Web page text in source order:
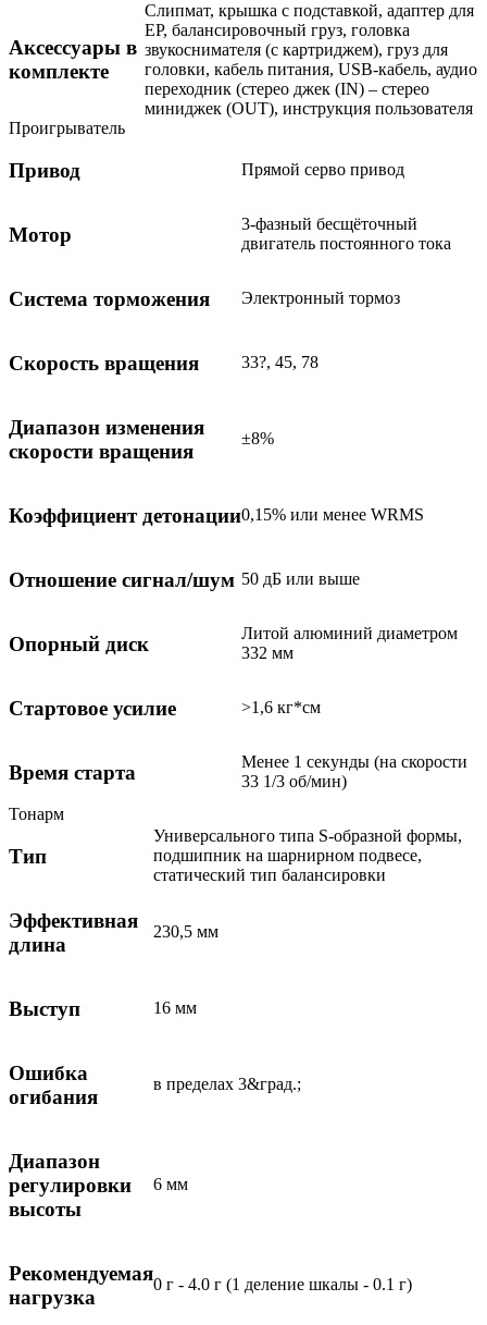
Аксессуары в
комплекте
Слипмат, крышка с подставкой, адаптер для
EP, балансировочный груз, головка
звукоснимателя (с картриджем), груз для
головки, кабель питания, USB-кабель, аудио
переходник (стерео джек (IN) – стерео
миниджек (OUT), инструкция пользователя
Проигрыватель
Привод Прямой серво привод
Мотор
3-фазный бесщёточный
двигатель постоянного тока
Система торможения Электронный тормоз
Скорость вращения 33?, 45, 78
Диапазон изменения
скорости вращения
±8%
Коэффициент детонации0,15% или менее WRMS
Отношение сигнал/шум 50 дБ или выше
Опорный диск
Литой алюминий диаметром
332 мм
Стартовое усилие >1,6 кг*см
Время старта
Менее 1 секунды (на скорости
33 1/3 об/мин)
Тонарм
Тип
Универсального типа S-образной формы,
подшипник на шарнирном подвесе,
статический тип балансировки
Эффективная
длина
230,5 мм
Выступ 16 мм
Ошибка
огибания
в пределах 3&град.;
Диапазон
регулировки
высоты
6 мм
Рекомендуемая
нагрузка
0 г - 4.0 г (1 деление шкалы - 0.1 г)